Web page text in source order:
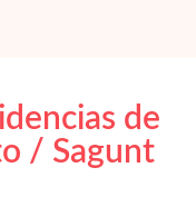
de
/ Sagunt